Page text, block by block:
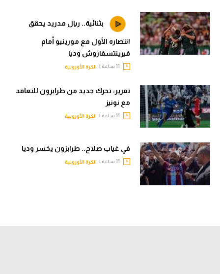
بثنائية.. ريال مدريد يحقق
انتصاره الأول مع مورينيو أمام
فيرينتسفاروش وديا
الكرة الأوروبية
تقرير: تحرك جديد من طرابزون للتعاقد
مع نونيز
الكرة الأوروبية
في غياب صلاح.. طرابزون يخسر وديا
الكرة الأوروبية